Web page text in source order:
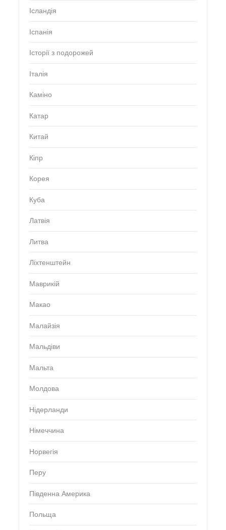
Ісландія
Іспанія
Історії з подорожей
Італія
Каміно
Катар
Китай
Кіпр
Корея
Куба
Латвія
Литва
Ліхтенштейн
Маврикій
Макао
Малайзія
Мальдіви
Мальта
Молдова
Нідерланди
Німеччина
Норвегія
Перу
Південна Америка
Польща